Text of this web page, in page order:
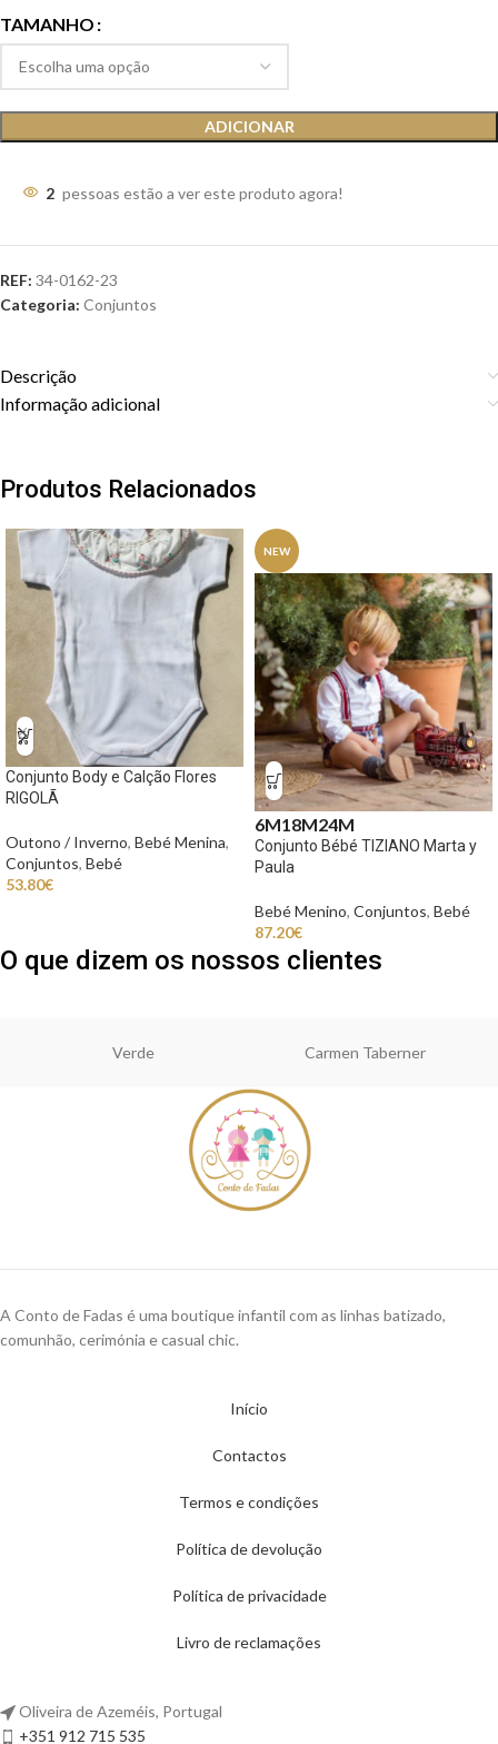
TAMANHO
ADICIONAR
2 pessoas estão a ver este produto agora!
REF: 34-0162-23
Categoria: Conjuntos
Descrição
Informação adicional
Produtos Relacionados
Conjunto Body e Calção Flores
RIGOLÃ
Outono / Inverno, Bebé Menina,
Conjuntos, Bebé
53.80€
NEW
6M18M24M
Conjunto Bébé TIZIANO Marta y
Paula
Bebé Menino, Conjuntos, Bebé
87.20€
O que dizem os nossos clientes
Verde Carmen Taberner
A Conto de Fadas é uma boutique infantil com as linhas batizado,
comunhão, cerimónia e casual chic.
Início
Contactos
Termos e condições
Política de devolução
Política de privacidade
Livro de reclamações
Oliveira de Azeméis, Portugal
+351 912 715 535